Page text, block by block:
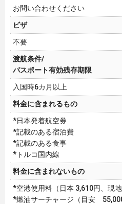
お問い合わせください
ビザ
不要
渡航条件/
パスポート有効残存期限
入国時6カ月以上
料金に含まれるもの
*日本発着航空券
*記載のある宿泊費
*記載のある食事
*トルコ国内線
料金に含まれないもの
*空港使用料（日本 3,610円、現
*燃油サーチャージ（目安